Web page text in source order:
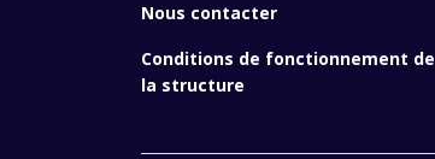
Nous contacter
Conditions de fonctionnement de
la structure